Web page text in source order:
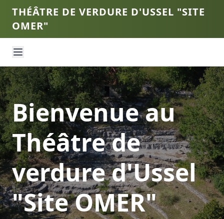
THÉÂTRE DE VERDURE D'USSEL "SITE
OMER"
Bienvenue au
Théâtre de
verdure d'Ussel
"Site OMER"